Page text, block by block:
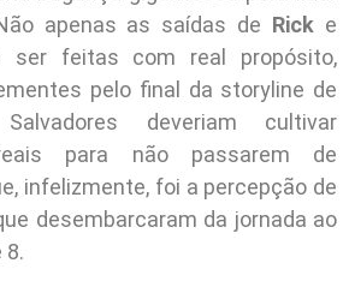
apenas as saídas de Rick e
ser feitas com real propósito,
pelo final da storyline de
deveriam cultivar
para não passarem de
infelizmente, foi a percepção de
desembarcaram da jornada ao
8.